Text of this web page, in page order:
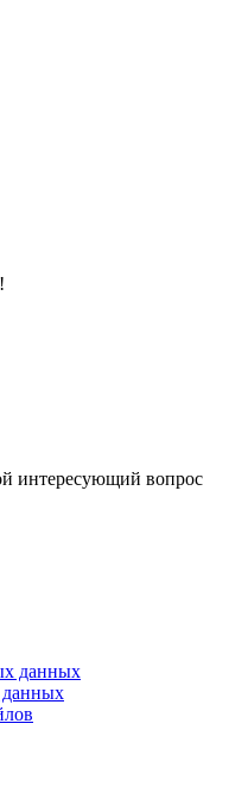
интересующий вопрос
данных
данных